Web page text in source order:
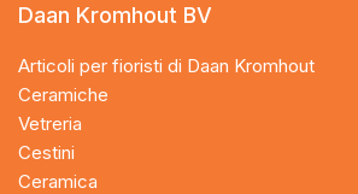
Daan Kromhout BV
Articoli per fioristi di Daan Kromhout
Ceramiche
Vetreria
Cestini
Ceramica